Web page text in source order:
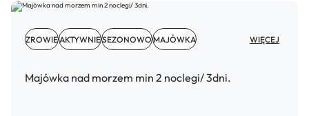
Majówka nad morzem min 2 noclegi/ 3dni.
ZROWIEAKTYWNIESEZONOWOMAJÓWKA WIĘCEJ